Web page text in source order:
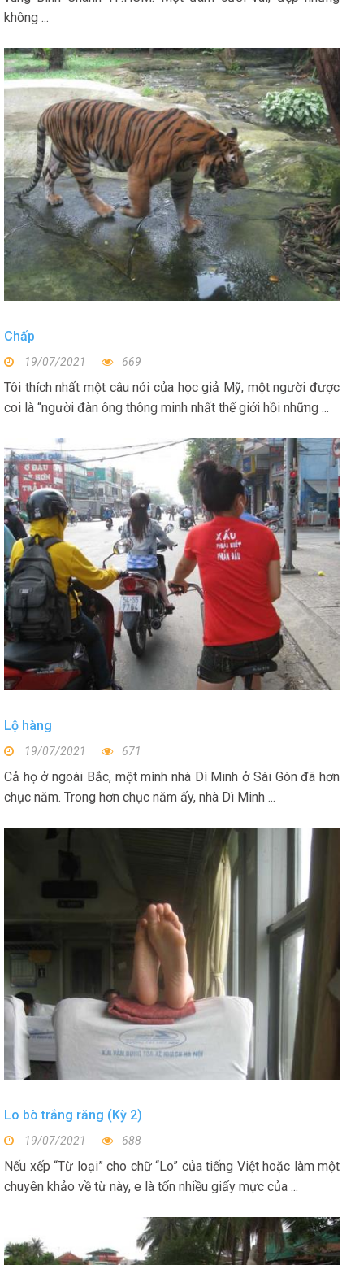
không ...
Chấp
19/07/2021 669
Tôi thích nhất một câu nói của học giả Mỹ, một người được
coi là “người đàn ông thông minh nhất thế giới hồi những ...
Lộ hàng
19/07/2021 671
Cả họ ở ngoài Bắc, một mình nhà Dì Minh ở Sài Gòn đã hơn
chục năm. Trong hơn chục năm ấy, nhà Dì Minh ...
Lo bò trắng răng (Kỳ 2)
19/07/2021 688
Nếu xếp “Từ loại” cho chữ “Lo” của tiếng Việt hoặc làm một
chuyên khảo về từ này, e là tốn nhiều giấy mực của ...